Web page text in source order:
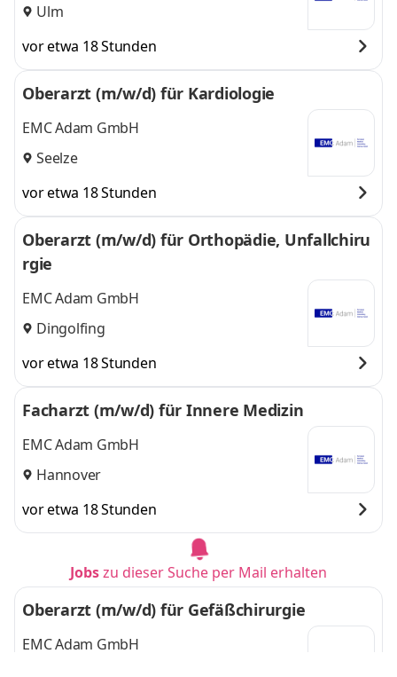
Ulm
vor etwa 18 Stunden
Oberarzt (m/w/d) für Kardiologie
EMC Adam GmbH
Seelze
vor etwa 18 Stunden
Oberarzt (m/w/d) für Orthopädie, Unfallchiru
rgie
EMC Adam GmbH
Dingolfing
vor etwa 18 Stunden
Facharzt (m/w/d) für Innere Medizin
EMC Adam GmbH
Hannover
vor etwa 18 Stunden
Jobszu dieser Suche per Mail erhalten
Oberarzt (m/w/d) für Gefäßchirurgie
EMC Adam GmbH